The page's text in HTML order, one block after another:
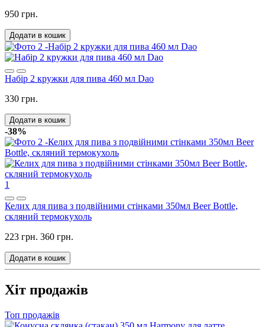
950 грн.
Додати в кошик
Набір 2 кружки для пива 460 мл Dao
330 грн.
Додати в кошик
-38%
1
Келих для пива з подвійними стінками 350мл Beer Bottle,
скляний термокухоль
223 грн. 360 грн.
Додати в кошик
Хіт продажів
Топ продажів